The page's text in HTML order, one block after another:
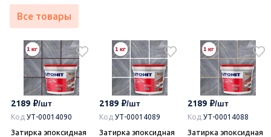
Все товары
2189
Код УТ-00014090
Затирка эпоксидная
2189
Код УТ-00014089
Затирка эпоксидная
2189
Код УТ-00014088
Затирка эпоксидная